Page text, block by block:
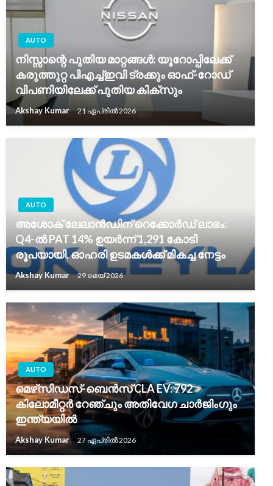
AUTO
നിസ്സാന്റെ പുതിയ മാറ്റങ്ങൾ: യൂറോപ്പിലേക്ക്
കരുത്തുറ്റ പിഎച്ച്ഇവി ട്രക്കും ഓഫ്-റോഡ്
വിപണിയിലേക്ക് പുതിയ കിക്സും
Akshay Kumar 21 ഏപ്രിൽ 2026
AUTO
അശോക് ലേലാൻഡിന് റെക്കോർഡ് ലാഭം:
Q4-ൽ PAT 14% ഉയർന്ന് 1,291 കോടി
രൂപയായി, ഓഹരി ഉടമകൾക്ക് മികച്ച നേട്ടം
Akshay Kumar 29 മെയ്‌ 2026
AUTO
മെഴ്‌സിഡസ്-ബെൻസ് CLA EV: 792
കിലോമീറ്റർ റേഞ്ചും അതിവേഗ ചാർജിംഗും
ഇന്ത്യയിൽ
Akshay Kumar 27 ഏപ്രിൽ 2026